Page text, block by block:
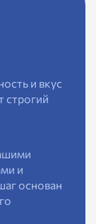
и вкус
строгий
и
основан